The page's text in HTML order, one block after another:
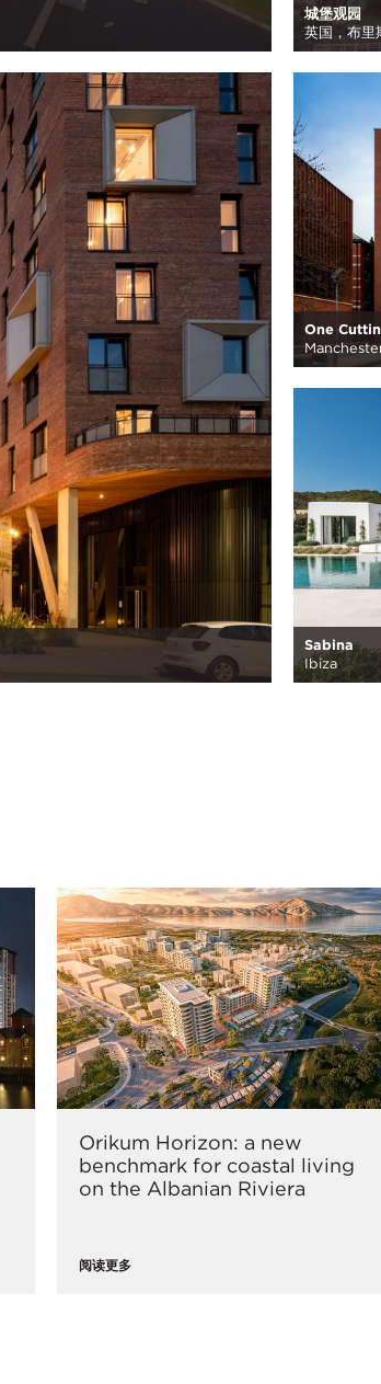
城堡观园
英国，布里
One
Sabina
Ibiza
Orikum Horizon: a new
benchmark for coastal living
on the Albanian Riviera
阅读更多